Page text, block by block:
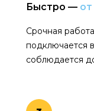
Быстро —
Срочная
подключается
соблюдается